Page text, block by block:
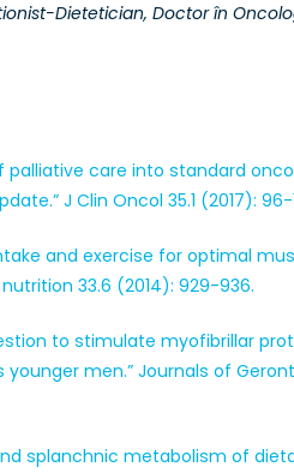
Dietetician, Doctor în
palliative care into standard
J Clin Oncol 35.1 (2017): 96-
and exercise for optimal
nutrition 33.6 (2014): 929-936.
to stimulate myofibrillar
men.” Journals of
splanchnic metabolism of